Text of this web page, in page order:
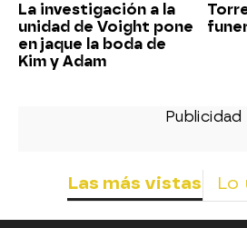
La investigación a la
unidad de Voight pone
en jaque la boda de
Kim y Adam
Las más vistas Lo